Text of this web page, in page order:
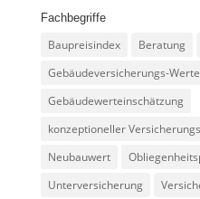
Fachbegriffe
Baupreisindex Beratung
Gebäudeversicherungs-
Gebäudewerteinschätzung
konzeptioneller
Neubauwert
Unterversicherung